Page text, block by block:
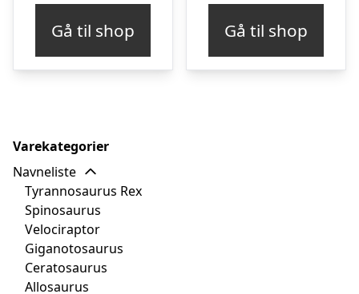
Gå til shop Gå til shop
Varekategorier
Navneliste
Tyrannosaurus Rex
Spinosaurus
Velociraptor
Giganotosaurus
Ceratosaurus
Allosaurus